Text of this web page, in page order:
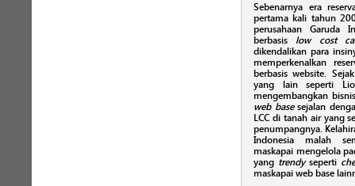
Sebenarnya era
pertama kali tahun
perusahaan Garuda
berbasis low cost
dikendalikan para
memperkenalkan
berbasis website.
yang lain seperti
mengembangkan
web basesejalan
LCC di tanah air yang
penumpangnya.
Indonesia malah
maskapai mengelola
yang trendyseperti
maskapai web base